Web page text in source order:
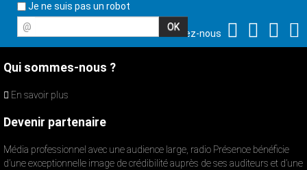
Je ne suis pas un robot
@
Suivez-nous
Qui sommes-nous ?
En savoir plus
Devenir partenaire
Média professionnel avec une audience large, radio Présence bénéficie
d’une exceptionnelle image de crédibilité auprès de ses auditeurs et d’une